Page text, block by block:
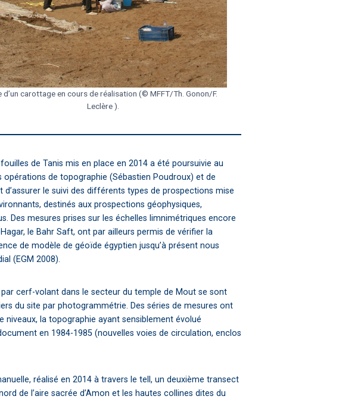
d’un carottage en cours de réalisation (© MFFT/Th. Gonon/F.
Leclère ).
de Tanis mis en place en 2014 a été poursuivie au
de topographie (Sébastien Poudroux) et de
le suivi des différents types de prospections mise
destinés aux prospections géophysiques,
Des mesures prises sur les échelles limnimétriques encore
le Bahr Saft, ont par ailleurs permis de vérifier la
de modèle de géoïde égyptien jusqu’à présent nous
(EGM 2008).
cerf-volant dans le secteur du temple de Mout se sont
du site par photogrammétrie. Des séries de mesures ont
la topographie ayant sensiblement évolué
en 1984-1985 (nouvelles voies de circulation, enclos
réalisé en 2014 à travers le tell, un deuxième transect
de l’aire sacrée d’Amon et les hautes collines dites du